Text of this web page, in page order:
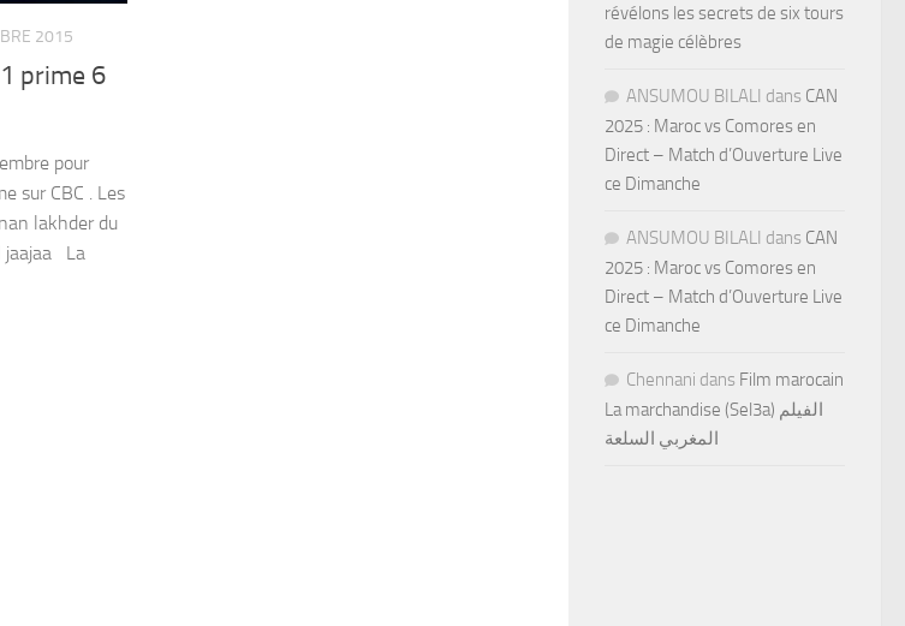
2015
prime 6
pour
sur CBC . Les
lakhder du
jaajaa La
révélons les secrets de six tours
de magie célèbres
ANSUMOU BILALI dans CAN
2025 : Maroc vs Comores en
Direct – Match d’Ouverture Live
ce Dimanche
ANSUMOU BILALI dans CAN
2025 : Maroc vs Comores en
Direct – Match d’Ouverture Live
ce Dimanche
Chennani dans Film marocain
La marchandise (Sel3a) الفيلم
المغربي السلعة